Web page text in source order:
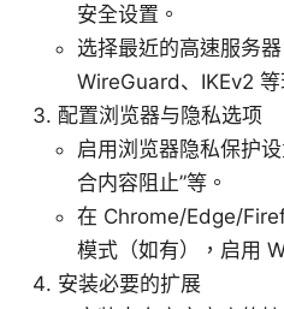
安全设置。
选择最近的高速服务
WireGuard、IKEv2 等
配置浏览器与隐私选项
启用浏览器隐私保护
合内容阻止”等。
在 Chrome/Edge/
模式（如有），启用
安装必要的扩展